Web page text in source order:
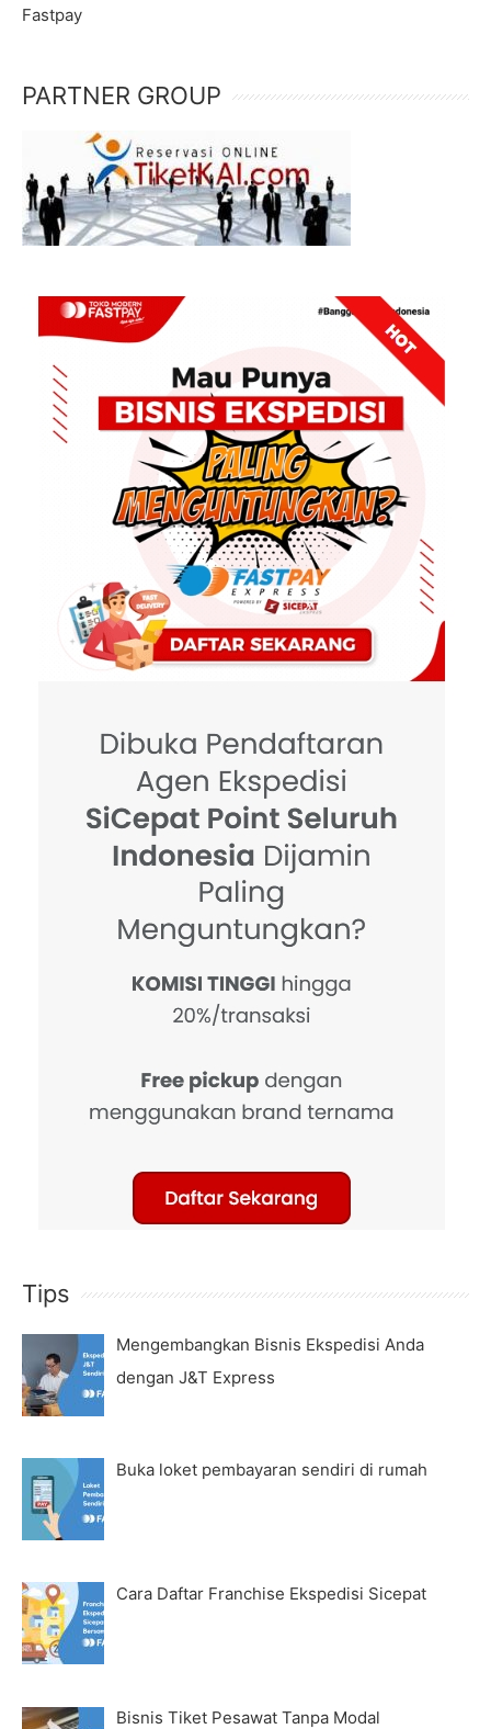
Fastpay
PARTNER GROUP
Tips
Mengembangkan Bisnis Ekspedisi Anda
dengan J&T Express
Buka loket pembayaran sendiri di rumah
Cara Daftar Franchise Ekspedisi Sicepat
Bisnis Tiket Pesawat Tanpa Modal